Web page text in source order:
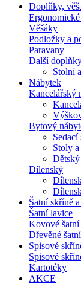
Doplňky,
Věšáky
Podložky a
Paravany
Další
Stolní
Nábytek
Kancelářský
Bytový
Stoly
Dílenský
Šatní skříně
Šatní lavice
Kovové šatní
Dřevěné
Spisové
Spisové
Kartotéky
AKCE